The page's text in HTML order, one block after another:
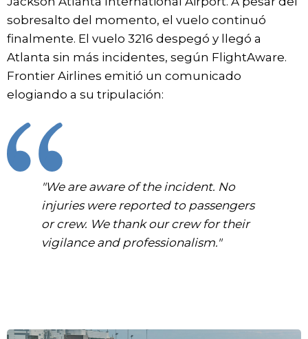
sobresalto del momento, el vuelo continuó
finalmente. El vuelo 3216 despegó y llegó a
Atlanta sin más incidentes, según FlightAware.
Frontier Airlines emitió un comunicado
elogiando a su tripulación:
"We are aware of the incident. No
injuries were reported to passengers
or crew. We thank our crew for their
vigilance and professionalism."